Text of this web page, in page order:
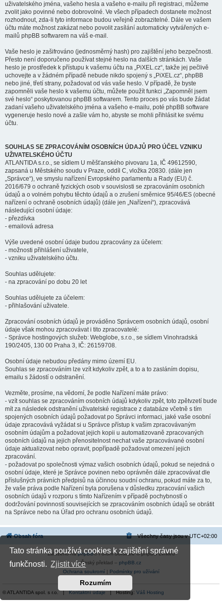
Tato stránka používá cookies k zajištění správné
funkčnosti. Zjistit více
Rozumím
uživatelského jména, vašeho hesla a vašeho e-mailu při registraci, můžeme
zvolit jako povinné nebo dobrovolné. Ve všech případech dostanete možnost
rozhodnout, zda-li tyto informace budou veřejně zobrazitelné. Dále ve vašem
účtu máte možnost zakázat nebo povolit zasílání automaticky vytvářených e-
mailů phpBB softwarem na váš e-mail.
Vaše heslo je zašifrováno (jednosměrný hash) pro zajištění jeho bezpečnosti.
Přesto není doporučeno používat stejné heslo na dalších stránkách. Vaše
heslo je prostředek k přístupu k vašemu účtu na „PiXEL.cz“, takže jej pečlivě
uchovejte a v žádném případě nebude nikdo spojený s „PiXEL.cz“, phpBB
nebo jiné, třetí strany, požadovat od vás vaše heslo. V případě, že byste
zapomněli vaše heslo k vašemu účtu, můžete použít funkci „Zapomněl jsem
své heslo“ poskytovanou phpBB softwarem. Tento proces po vás bude žádat
zadaní vašeho uživatelského jména a vašeho e-mailu, poté phpBB software
vygeneruje heslo nové a zašle vám ho, abyste se mohli přihlásit ke svému
účtu.
SOUHLAS SE ZPRACOVÁNÍM OSOBNÍCH ÚDAJŮ PRO ÚČEL VZNIKU
UŽIVATELSKÉHO ÚČTU
ATLANTIDA s.r.o., se sídlem U měšťanského pivovaru 1a, IČ 49612590,
zapsaná u Městského soudu v Praze, oddíl C, vložka 20830. (dále jen
„Správce“), ve smyslu nařízení Evropského parlamentu a Rady (EU) č.
2016/679 o ochraně fyzických osob v souvislosti se zpracováním osobních
údajů a o volném pohybu těchto údajů a o zrušení směrnice 95/46/ES (obecné
nařízení o ochraně osobních údajů) (dále jen „Nařízení“), zpracovává
následující osobní údaje:
- přezdívka
- emailová adresa
Výše uvedené osobní údaje budou zpracovány za účelem:
- možnosti přihlášení uživatele,
- vzniku uživatelského účtu.
Souhlas udělujete:
- na zpracování po dobu 20 let
Souhlas udělujete za účelem:
- přihlašování uživatele.
Zpracování osobních údajů je prováděno Správcem osobních údajů, osobní
údaje však mohou zpracovávat i tito zpracovatelé:
- Správce hostingových služeb: Webglobe, s.r.o., se sídlem Vinohradská
190/2405, 130 00 Praha 3, IČ: 26159708.
Osobní údaje nebudou předány mimo území EU.
Souhlas se zpracováním lze vzít kdykoliv zpět, a to a to zasláním dopisu,
emailu s žádostí o odstranění.
Vezměte, prosíme, na vědomí, že podle Nařízení máte právo:
- vzít souhlas se zpracováním osobních údajů kdykoliv zpět, toto zpětvzetí bude
mít za následek odstranění uživatelské registrace z databáze včetně s tím
spojených osobních údajů požadovat po Správci informaci, jaké vaše osobní
údaje zpracovává vyžádat si u Správce přístup k vašim zpracovávaným
osobním údajům a požadovat jejich kopii u automatizovaně zpracovaných
osobních údajů na jejich přenositelnost nechat vaše zpracovávané osobní
údaje aktualizovat nebo opravit, popřípadě požadovat omezení jejich
zpracování.
- požadovat po společnosti výmaz vašich osobních údajů, pokud se nejedná o
osobní údaje, které je Správce povinen nebo oprávněn dále zpracovávat dle
příslušných právních předpisů na účinnou soudní ochranu, pokud máte za to,
že vaše práva podle Nařízení byla porušena v důsledku zpracování vašich
osobních údajů v rozporu s tímto Nařízením v případě pochybností o
dodržování povinností souvisejících se zpracováním osobních údajů se obrátit
na Správce nebo na Úřad pro ochranu osobních údajů.
Obsah fóra Všechny časy jsou vUTC+02:00
Založeno naphpBB® Forum Software © phpBB Limited
Český překlad – phpBB.cz
Ochrana soukromí| Podmínky pro užívání
© ATLANTIDA spol. s r.o. |Kontaktní údaje| Hosting: Váš Hosting